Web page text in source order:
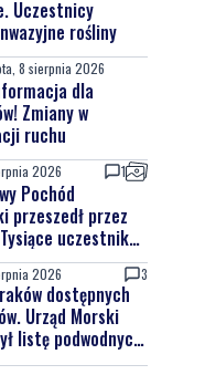
Uczestnicy
rośliny
8 sierpnia 2026
dla
Zmiany w
ruchu
2026 1
Pochód
przeszedł przez
uczestników
edycji
2026 3
dostępnych
Urząd Morski
listę podwodnych